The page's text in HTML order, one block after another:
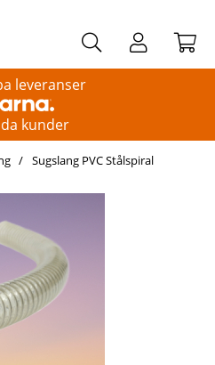
leveranser
kunder
Sugslang PVC Stålspiral